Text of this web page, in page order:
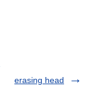
erasing head